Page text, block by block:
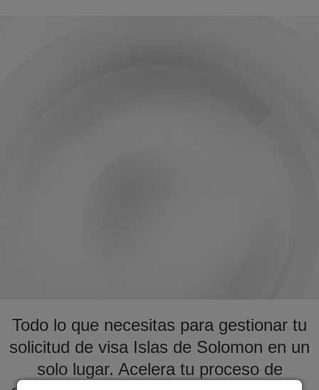
Todo lo que necesitas para gestionar tu
solicitud de visa Islas de Solomon en un
solo lugar. Acelera tu proceso de